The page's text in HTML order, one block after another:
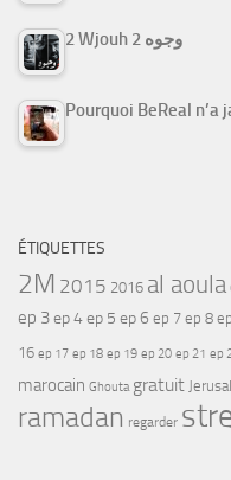
2 Wjouh 2 وجوه
Pourquoi BeReal
ÉTIQUETTES
2M 2015 2016 al aoula
ep 3ep 4ep 5 ep 6 ep 7 ep 8
16 ep 17 ep 18 ep 19 ep 20 ep 21 ep
marocain Ghouta gratuit
ramadan regarder